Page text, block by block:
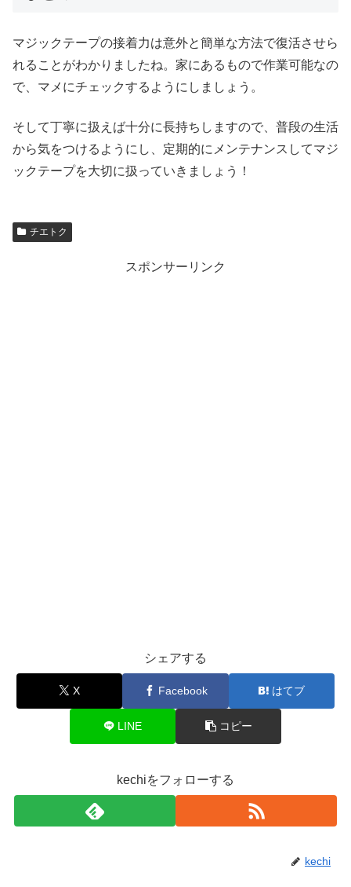
マジックテープの接着力は意外と簡単な方法で復活させら
れることがわかりましたね。家にあるもので作業可能なの
で、マメにチェックするようにしましょう。
そして丁寧に扱えば十分に長持ちしますので、普段の生活
から気をつけるようにし、定期的にメンテナンスしてマジ
ックテープを大切に扱っていきましょう！
チエトク
スポンサーリンク
シェアする
X Facebook はてブ
LINE コピー
kechiをフォローする
kechi